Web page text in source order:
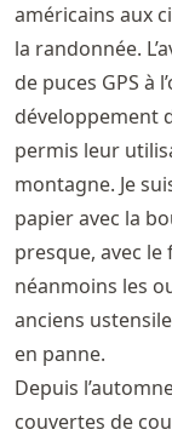
américains aux
la randonnée.
de puces GPS à
développement
permis leur
montagne. Je
papier avec la
presque, avec le
néanmoins les
anciens
en panne.
Depuis
couvertes de